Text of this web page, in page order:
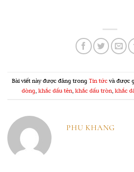
Bài viết này được đăng trong Tin tức và được
dòng khắc dấu tên, khắc dấu tròn, khắc
PHU KHANG